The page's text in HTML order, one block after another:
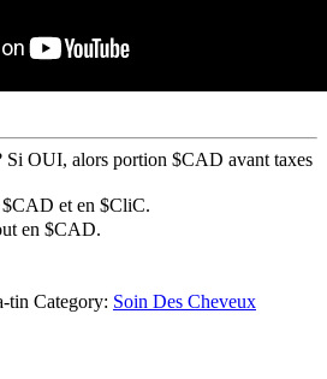
OUI, alors portion $CAD avant taxes
et en $CliC.
en $CAD.
tin Category: Soin Des Cheveux